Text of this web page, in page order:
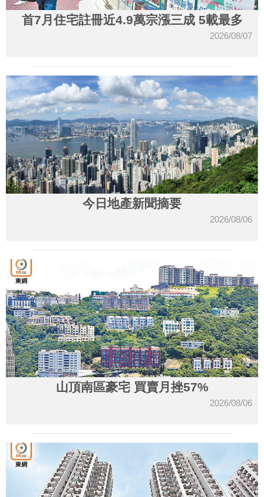
首7月住宅註冊近4.9萬宗漲三成 5載最多
2026/08/07
今日地產新聞摘要
2026/08/06
山頂南區豪宅 買賣月挫57%
2026/08/06